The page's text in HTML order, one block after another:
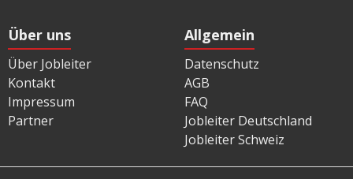
Über uns
Über Jobleiter
Kontakt
Impressum
Partner
Allgemein
Datenschutz
AGB
FAQ
Jobleiter Deutschland
Jobleiter Schweiz